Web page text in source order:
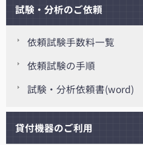
試験・分析のご依頼
依頼試験手数料一覧
依頼試験の手順
試験・分析依頼書(word)
貸付機器のご利用